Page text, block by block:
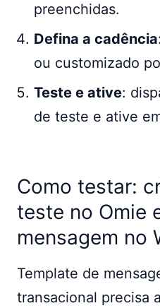
preenchidas.
Defina a cadência
ou customizado
Teste e ative:
de teste e ative
Como testar:
teste no Omie
mensagem no
Template de
transacional precisa